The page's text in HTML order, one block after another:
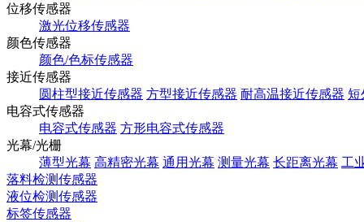
位移传感器
激光位移传感器
颜色传感器
颜色/色标传感器
接近传感器
圆柱型接近传感器 方型接近传感器 耐高温接近传感器 短
电容式传感器
电容式传感器 方形电容式传感器
光幕/光栅
薄型光幕 高精密光幕 通用光幕 测量光幕 长距离光幕 工
落料检测传感器
液位检测传感器
标签传感器